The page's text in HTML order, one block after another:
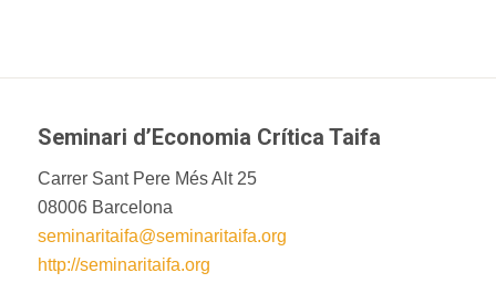
Seminari d’Economia Crítica Taifa
Carrer Sant Pere Més Alt 25
08006 Barcelona
seminaritaifa@seminaritaifa.org
http://seminaritaifa.org